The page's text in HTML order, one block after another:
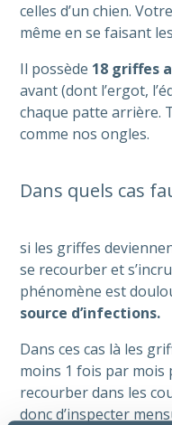
celles d’un chien.
même en se faisant
Il possède 18 griffes
avant (dont l’ergot,
chaque patte arrière.
comme nos ongles.
Dans quels cas
si les griffes
se recourber et
phénomène est
source d’infections.
Dans ces cas là les
moins 1 fois par mois
recourber dans les
donc d’inspecter